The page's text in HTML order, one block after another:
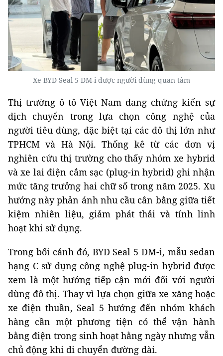
Xe BYD Seal 5 DM-i được người dùng quan tâm
Thị trường ô tô Việt Nam đang chứng kiến sự
dịch chuyển trong lựa chọn công nghệ của
người tiêu dùng, đặc biệt tại các đô thị lớn như
TPHCM và Hà Nội. Thống kê từ các đơn vị
nghiên cứu thị trường cho thấy nhóm xe hybrid
và xe lai điện cắm sạc (plug-in hybrid) ghi nhận
mức tăng trưởng hai chữ số trong năm 2025. Xu
hướng này phản ánh nhu cầu cân bằng giữa tiết
kiệm nhiên liệu, giảm phát thải và tính linh
hoạt khi sử dụng.
Trong bối cảnh đó, BYD Seal 5 DM-i, mẫu sedan
hạng C sử dụng công nghệ plug-in hybrid được
xem là một hướng tiếp cận mới đối với người
dùng đô thị. Thay vì lựa chọn giữa xe xăng hoặc
xe điện thuần, Seal 5 hướng đến nhóm khách
hàng cần một phương tiện có thể vận hành
bằng điện trong sinh hoạt hằng ngày nhưng vẫn
chủ động khi di chuyển đường dài.